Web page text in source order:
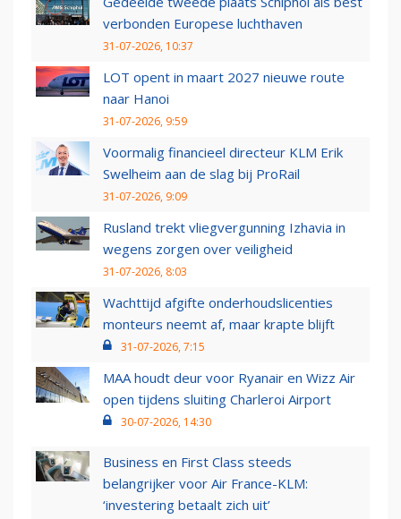
verbonden Europese luchthaven
31-07-2026, 10:37
LOT opent in maart 2027 nieuwe route
naar Hanoi
31-07-2026, 9:59
Voormalig financieel directeur KLM Erik
Swelheim aan de slag bij ProRail
31-07-2026, 9:09
Rusland trekt vliegvergunning Izhavia in
wegens zorgen over veiligheid
31-07-2026, 8:03
Wachttijd afgifte onderhoudslicenties
monteurs neemt af, maar krapte blijft
31-07-2026, 7:15
MAA houdt deur voor Ryanair en Wizz Air
open tijdens sluiting Charleroi Airport
30-07-2026, 14:30
Business en First Class steeds
belangrijker voor Air France-KLM:
‘investering betaalt zich uit’